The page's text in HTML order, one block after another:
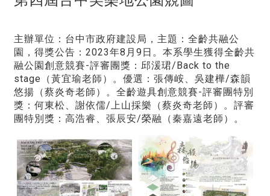
主辦單位：台中市政府建設局，主題：全齡共融公
園，得獎公告：2023年8月9日。本系學生獲得全齡共
融公園創意競賽-評審團獎：邱湲珺/Back to the
stage（黃宜瑜老師）。優選：張傳峖、吳建樺/森韻
悠揚（蔡炎奇老師）。全齡遊具創意競賽-評審團特別
獎：何東松、謝依儒/上山採樂（蔡炎奇老師）。評審
團特別獎：高浩睿、張辰安/榮融（秦嘉遠老師）。